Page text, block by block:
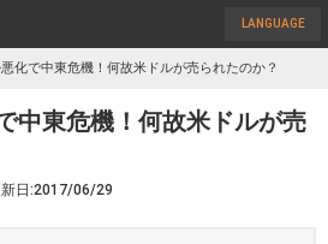
LANGUAGE
化で中東危機！何故米ドルが売られたのか？
中東危機！何故米ドルが売
日:2017/06/29